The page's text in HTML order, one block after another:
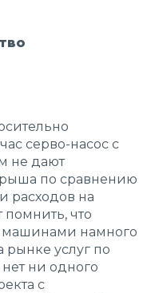
серво-насос с
не дают
по сравнению
расходов на
помнить, что
машинами намного
рынке услуг по
ни одного
с